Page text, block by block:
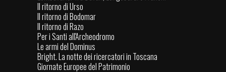
Il ritorno di Urso
Il ritorno di Bodomar
Il ritorno di Razo
Per i Santi all'Archeodromo
Le armi del Dominus
Bright. La notte dei ricercatori in Toscana
Giornate Europee del Patrimonio